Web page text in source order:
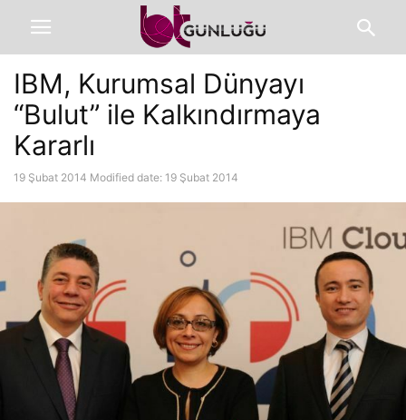
IBM, Kurumsal Dünyayı
“Bulut” ile Kalkındırmaya
Kararlı
19 Şubat 2014 Modified date: 19 Şubat 2014